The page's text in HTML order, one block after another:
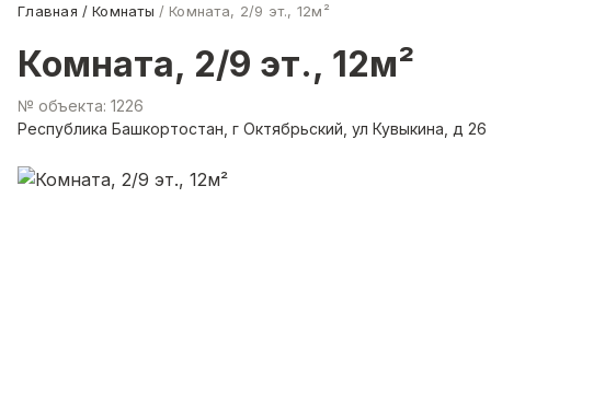
Главная Комнаты Комната, 2/9 эт., 12м²
Комната, 2/9 эт., 12м²
№ объекта: 1226
Республика Башкортостан, г Октябрьский, ул Кувыкина, д 26